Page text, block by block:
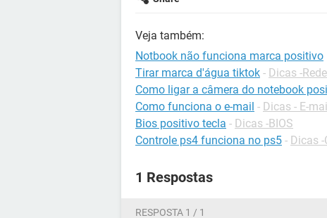
Veja também:
Notbook não funciona marca positivo
Tirar marca d'água tiktok - Dicas -
Como ligar a câmera do notebook
Como funciona o e-mail - Dicas - E-
Bios positivo tecla - Dicas -BIOS
Controle ps4 funciona no ps5 - Dicas
1 Respostas
RESPOSTA 1 / 1